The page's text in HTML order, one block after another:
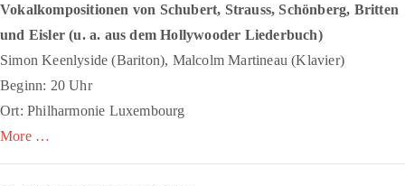
Vokalkompositionen von Schubert, Strauss, Schönberg, Britten
und Eisler (u. a. aus demHollywooder Liederbuch)
Simon Keenlyside (Bariton), Malcolm Martineau (Klavier)
Beginn: 20 Uhr
Ort: Philharmonie Luxembourg
More …